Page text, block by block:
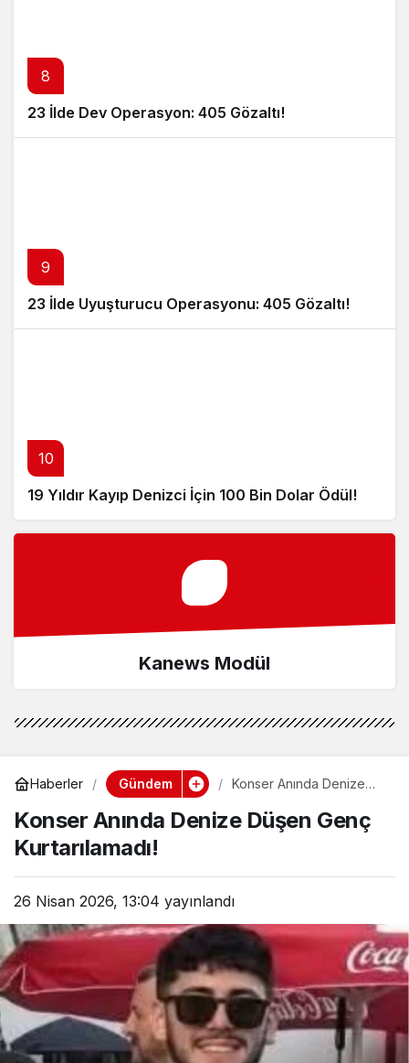
8
23 İlde Dev Operasyon: 405 Gözaltı!
9
23 İlde Uyuşturucu Operasyonu: 405 Gözaltı!
10
19 Yıldır Kayıp Denizci İçin 100 Bin Dolar Ödül!
Kanews Modül
Haberler Gündem
Konser Anında Denize
Kurtarılamadı!
Konser Anında Denize Düşen Genç
Kurtarılamadı!
26 Nisan 2026, 13:04 yayınlandı